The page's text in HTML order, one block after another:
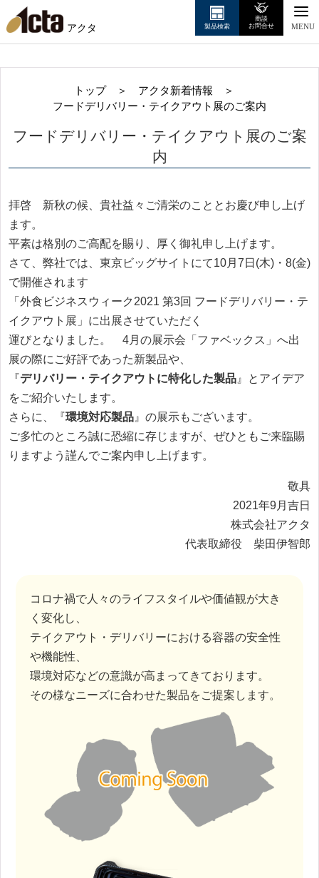
アクタ MENU
製品検索
商談
お問合せ
トップ＞ アクタ新着情報 ＞
フードデリバリー・テイクアウト展のご案内
フードデリバリー・テイクアウト展のご案
内
拝啓 新秋の候、貴社益々ご清栄のこととお慶び申し上げ
ます。
平素は格別のご高配を賜り、厚く御礼申し上げます。
さて、弊社では、東京ビッグサイトにて10月7日(木)・8(金)
で開催されます
「外食ビジネスウィーク2021 第3回 フードデリバリー・テ
イクアウト展」に出展させていただく
運びとなりました。 4月の展示会「ファベックス」へ出
展の際にご好評であった新製品や、
『デリバリー・テイクアウトに特化した製品』とアイデア
をご紹介いたします。
さらに、『環境対応製品』の展示もございます。
ご多忙のところ誠に恐縮に存じますが、ぜひともご来臨賜
りますよう謹んでご案内申し上げます。
敬具
2021年9月吉日
株式会社アクタ
代表取締役 柴田伊智郎
コロナ禍で人々のライフスタイルや価値観が大き
く変化し、
テイクアウト・デリバリーにおける容器の安全性
や機能性、
環境対応などの意識が高まってきております。
その様なニーズに合わせた製品をご提案します。